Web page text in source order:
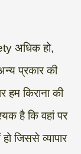
अधिक हो,
प्रकार की
हम किराना की
है कि वहां पर
जिससे व्यापार